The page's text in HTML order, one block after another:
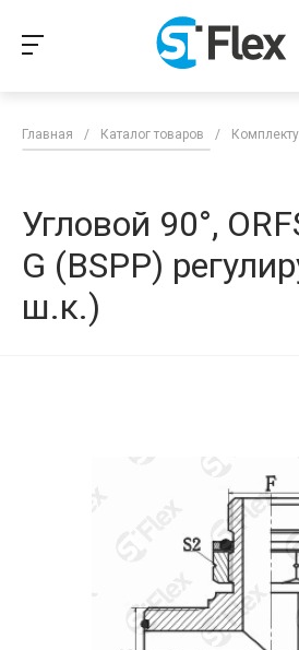
Главная / Каталог товаров /
Угловой 90°,
G (BSPP)
ш.к.)